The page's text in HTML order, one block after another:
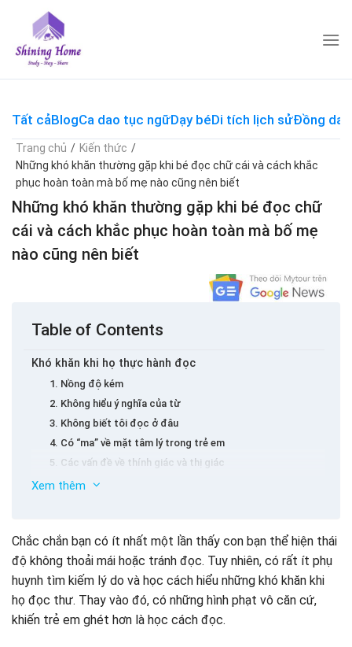
content
Tất cảBlogCa dao tục ngữDạy béDi tích lịch sửĐồng dao
Trang chủ / Kiến thức /
Những khó khăn thường gặp khi bé đọc chữ cái và cách khắc
phục hoàn toàn mà bố mẹ nào cũng nên biết
Những khó khăn thường gặp khi bé đọc chữ
cái và cách khắc phục hoàn toàn mà bố mẹ
nào cũng nên biết
Table of Contents
Khó khăn khi họ thực hành đọc
1. Nồng độ kém
2. Không hiểu ý nghĩa của từ
3. Không biết tôi đọc ở đâu
4. Có “ma” về mặt tâm lý trong trẻ em
5. Các vấn đề về thính giác và thị giác
6. Sách quá khó hoặc quá dễ dàng với mức độ hiện tại của
1. Vmonkey – Phần mềm học tập Việt Nam số 1 cho
trường mầm non và tiểu học
2. Đọc sách cho trẻ em mỗi ngày
3. Hãy để con bạn đọc và viết cùng một lúc
Xem thêm
Chắc chắn bạn có ít nhất một lần thấy con bạn thể hiện thái
độ không thoải mái hoặc tránh đọc. Tuy nhiên, có rất ít phụ
huynh tìm kiếm lý do và học cách hiểu những khó khăn khi
họ đọc thư. Thay vào đó, có những hình phạt vô căn cứ,
khiến trẻ em ghét hơn là học cách đọc.